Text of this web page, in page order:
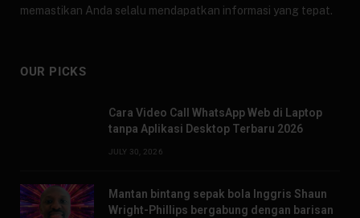
memastikan Anda selalu mendapatkan informasi yang tepat.
OUR PICKS
Cara Video Call WhatsApp Web di Laptop
tanpa Aplikasi Desktop Terbaru 2026
JULY 30, 2026
Mantan bintang sepak bola Inggris Shaun
Wright-Phillips bergabung dengan barisan